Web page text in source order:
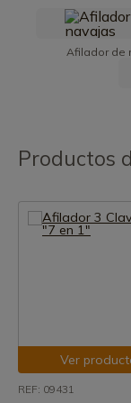
Afilador de
Productos
Ver
REF: 09431